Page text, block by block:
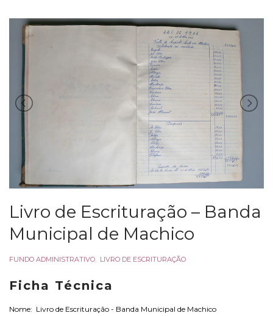
Livro de Escrituração – Banda
Municipal de Machico
FUNDO ADMINISTRATIVO LIVRO DE ESCRITURAÇÃO
Ficha Técnica
Nome: Livro de Escrituração - Banda Municipal de Machico